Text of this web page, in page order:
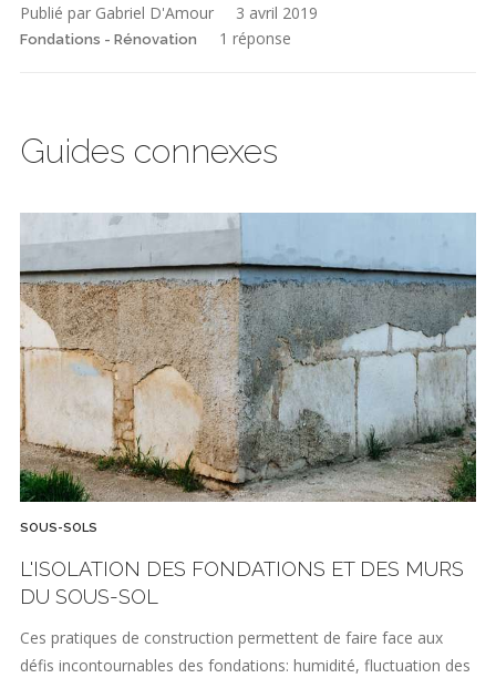
Publié par Gabriel D'Amour 3 avril 2019
Fondations - Rénovation 1 réponse
Guides connexes
SOUS-SOLS
L'ISOLATION DES FONDATIONS ET DES MURS
DU SOUS-SOL
Ces pratiques de construction permettent de faire face aux
défis incontournables des fondations: humidité, fluctuation des